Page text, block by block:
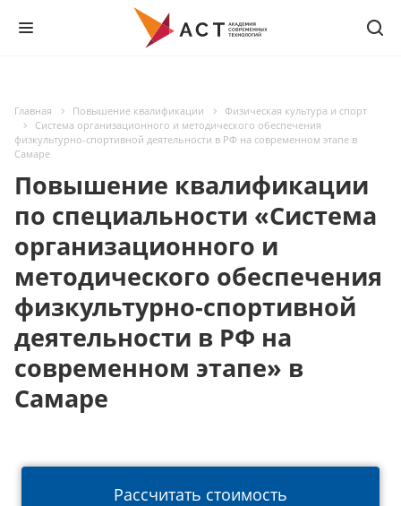
Главная Повышение квалификации
Физическая культура и спорт
Система организационного и методического обеспечения
физкультурно-спортивной деятельности в РФ на современном этапе в
Самаре
Повышение квалификации
по специальности «Система
организационного и
методического обеспечения
физкультурно-спортивной
деятельности в РФ на
современном этапе» в
Самаре
Рассчитать стоимость